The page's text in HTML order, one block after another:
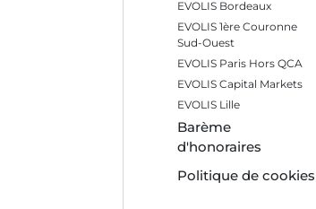
EVOLIS Bordeaux
EVOLIS 1ère Couronne
Sud-Ouest
EVOLIS Paris Hors QCA
EVOLIS Capital Markets
EVOLIS Lille
Barème
d'honoraires
Politique de cookies